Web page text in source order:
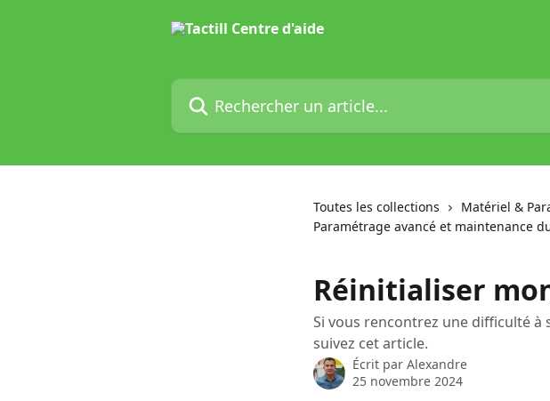
Rechercher un article...
Toutes les collections
Matériel &
Paramétrage avancé et maintenance
Réinitialiser
Si vous rencontrez une difficulté à
suivez cet article.
Écrit par Alexandre
25 novembre 2024